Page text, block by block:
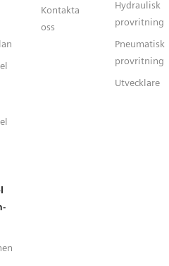
Kontakta
oss
Hydraulisk
provritning
Pneumatisk
provritning
Utvecklare